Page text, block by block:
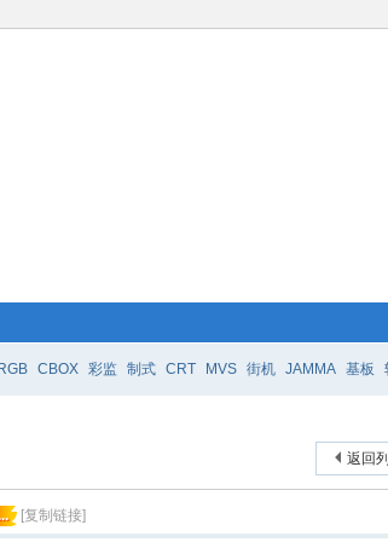
CBOX 彩监 制式 CRT MVS 街机 JAMMA 基板
返回
[复制链接]